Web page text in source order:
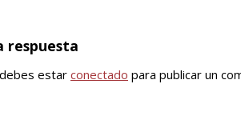
respuesta
estar conectado para publicar un